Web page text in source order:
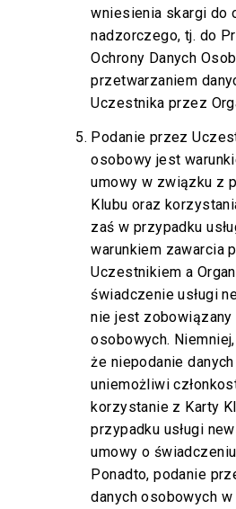
wniesienia skargi do
nadzorczego, tj. do
Ochrony Danych
przetwarzaniem
Uczestnika przez
Podanie przez
osobowy jest
umowy w związku z
Klubu oraz
zaś w przypadku
warunkiem zawarcia
Uczestnikiem a
świadczenie usługi
nie jest zobowiązany
osobowych.
że niepodanie
uniemożliwi
korzystanie z Karty
przypadku usługi
umowy o
Ponadto, podanie
danych osobowych w